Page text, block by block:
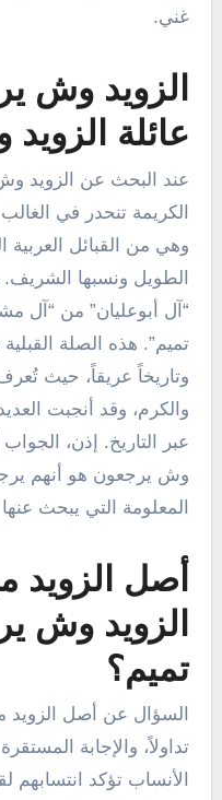
غني.
الزويد وش
عائلة الزويد
عند البحث عن الزويد
الكريمة تنحدر في
وهي من القبائل العربية
الطويل ونسبها
“آل أبوعليان” من “آل
تميم”. هذه الصلة
وتاريخاً عريقاً، حيث
والكرم، وقد أنجبت
عبر التاريخ. إذن،
وش يرجعون هو أنهم
المعلومة التي يبحث
أصل الزويد
الزويد وش
تميم؟
السؤال عن أصل الزويد
تداولاً، والإجابة
الأنساب تؤكد انتسابهم